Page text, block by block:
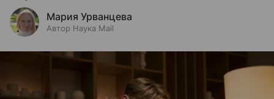
Мария Урванцева
Автор Наука Mail